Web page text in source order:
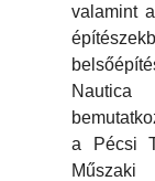
valamint
a Pécsi